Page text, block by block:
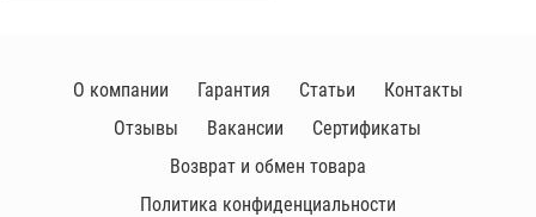
О компании Гарантия Статьи
Контакты
Отзывы
Вакансии
Сертификаты
Возврат и обмен товара
Политика конфиденциальности